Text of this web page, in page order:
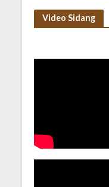
Video Sidang